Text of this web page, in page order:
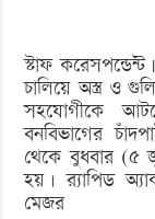
স্টাফ
চালিয়ে অস্ত্র ও
সহযোগীকে
বনবিভাগের
থেকে বুধবার (৫
হয়। র‍্যাপিড